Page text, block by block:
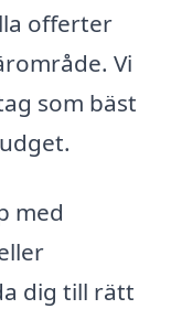
offerter
Vi
som bäst
med
dig till rätt